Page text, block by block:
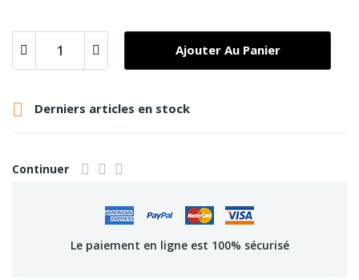
Ajouter Au Panier
 Derniers articles en stock
Continuer
Le paiement en ligne est 100% sécurisé